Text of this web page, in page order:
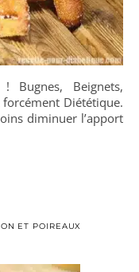
forcément Diététique.
diminuer l’apport
ET POIREAUX